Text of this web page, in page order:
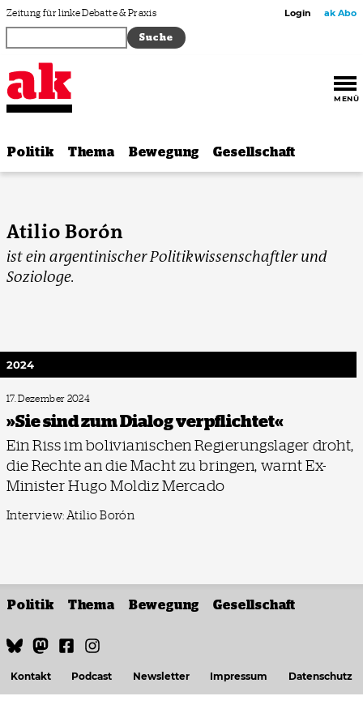
Zum Inhalt springen
Zeitung für linke Debatte & Praxis Login ak Abo
MENÜ
Politik Thema Bewegung Gesellschaft
Atilio Borón
ist ein argentinischer Politikwissenschaftler und
Soziologe.
2024
17. Dezember 2024
»Sie sind zum Dialog verpflichtet«
Ein Riss im bolivianischen Regierungslager droht,
die Rechte an die Macht zu bringen, warnt Ex-
Minister Hugo Moldiz Mercado
Interview: Atilio Borón
Politik Thema Bewegung Gesellschaft
Kontakt Podcast Newsletter Impressum Datenschutz